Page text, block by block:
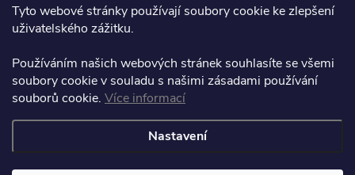
Tyto webové stránky používají soubory cookie ke zlepšení
uživatelského zážitku.
Používáním našich webových stránek souhlasíte se všemi
soubory cookie v souladu s našimi zásadami používání
souborů cookie. Více informací
Nastavení
Aromka Brno s.r.o
Copyright 2026Aromka Brno. Všechna práva vyhrazena.